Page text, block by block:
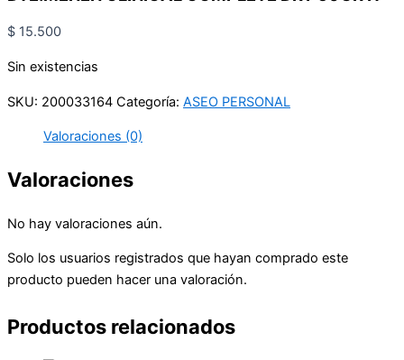
$ 15.500
Sin existencias
SKU: 200033164 Categoría: ASEO PERSONAL
Valoraciones (0)
Valoraciones
No hay valoraciones aún.
Solo los usuarios registrados que hayan comprado este
producto pueden hacer una valoración.
Productos relacionados